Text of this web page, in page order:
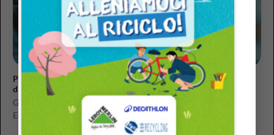
Personalizzazione e inclusione: tecnologie al servizio della
diversità
Giulia Toti, psicologa e psicoterapeuta, è dottoranda in
Educazione, Linguaggi e Culture presso l’Università LUMSA....